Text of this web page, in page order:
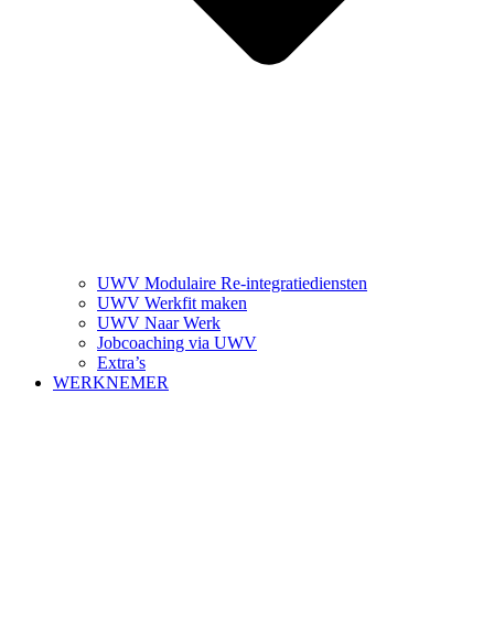
UWV Modulaire Re-integratiediensten
UWV Werkfit maken
UWV Naar Werk
Jobcoaching via UWV
Extra’s
WERKNEMER